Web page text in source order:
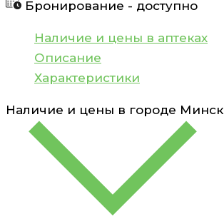
Fito
Косметик
Бронирование - доступно
Наличие и цены в аптеках
Описание
Характеристики
Наличие и цены в городе Минск